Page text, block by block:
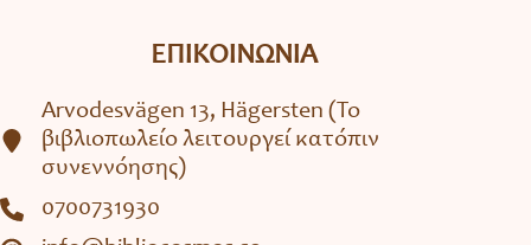
ΕΠΙΚΟΙΝΩΝΙΑ
Arvodesvägen 13, Hägersten (To
βιβλιοπωλείο λειτουργεί κατόπιν
συνεννόησης)
0700731930